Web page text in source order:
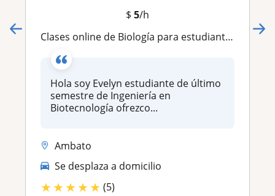
$ 5/h
Clases online de Biología para estudiantes de Bachillerato y Universidad en Inglés o Español )
Hola soy Evelyn estudiante de último
semestre de Ingeniería en
Biotecnología ofrezco...
Ambato
Se desplaza a domicilio
★★★★★ (5)